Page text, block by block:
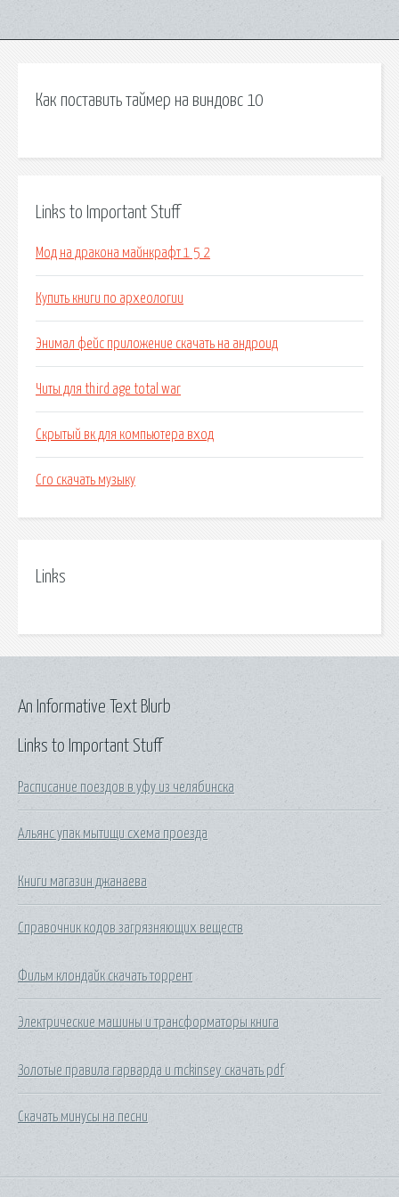
Как поставить таймер на виндовс 10
Links to Important Stuff
Мод на дракона майнкрафт 1 5 2
Купить книги по археологии
Энимал фейс приложение скачать на андроид
Читы для third age total war
Скрытый вк для компьютера вход
Cro скачать музыку
Links
Links to Important Stuff
Расписание поездов в уфу из челябинска
Альянс упак мытищи схема проезда
Книги магазин джанаева
Справочник кодов загрязняющих веществ
Фильм клондайк скачать торрент
Электрические машины и трансформаторы книга
Золотые правила гарварда и mckinsey скачать pdf
Скачать минусы на песни
An Informative Text Blurb